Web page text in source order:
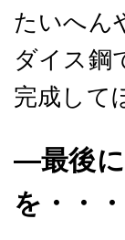
たいへん
ダイス鋼
完成して
―最後に
を・・・